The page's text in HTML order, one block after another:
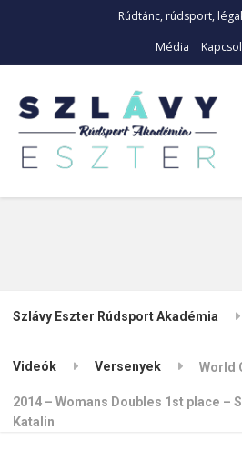
Rúdtánc, rúdsport,
Média
Szlávy Eszter Rúdsport Akadémia
Videók Versenyek World
2014 – Womans Doubles 1st place –
Katalin